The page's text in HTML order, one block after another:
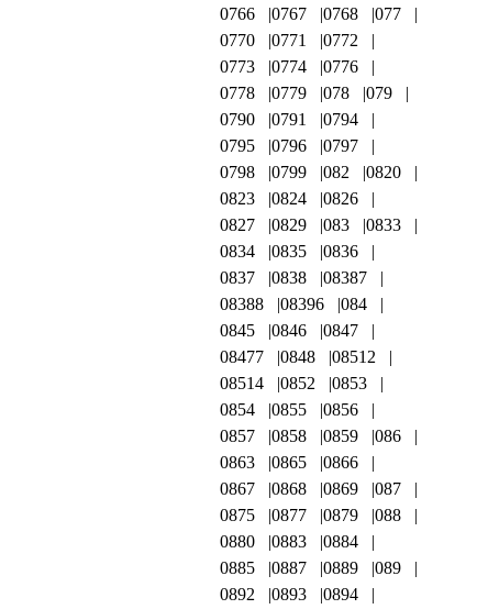
0766
0767 0768
077
0770
0771
0772
0773
0774
0776
0778
0779 078
079
0790
0791
0794
0795
0796
0797
0798
0799 082
0820
0823
0824
0826
0827
0829 083
0833
0834
0835
0836
0837
0838
08387
08388
08396
084
0845
0846
0847
08477
0848
08512
08514
0852
0853
0854
0855
0856
0857
0858 0859
086
0863
0865
0866
0867
0868 0869
087
0875
0877 0879
088
0880
0883
0884
0885
0887 0889
089
0892
0893
0894